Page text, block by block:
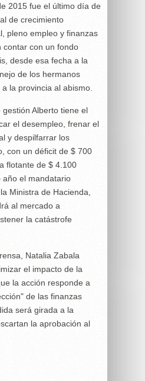
2015 fue el último día de
de crecimiento
pleno empleo y finanzas
contar con un fondo
desde esa fecha a la
de los hermanos
la provincia al abismo.
Alberto tiene el
el desempleo, frenar el
y despilfarrar los
con un déficit de $ 700
flotante de $ 4.100
año el mandatario
Ministra de Hacienda,
al mercado a
la catástrofe
Natalia Zabala
el impacto de la
la acción responde a
de las finanzas
será girada a la
la aprobación al